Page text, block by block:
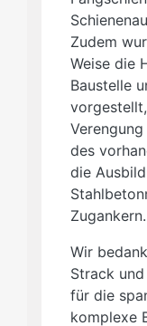
Zudem
Weise die
Baustelle
des
die
Zugankern.
Wir
Strack
für die
komplexe